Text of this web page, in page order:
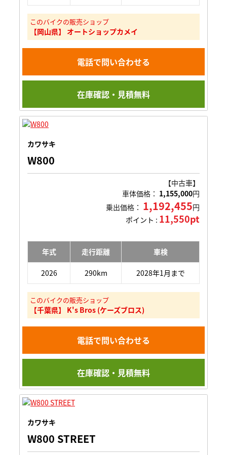
このバイクの販売ショップ
【岡山県】 オートショップカメイ
電話で問い合わせる
在庫確認・見積無料
カワサキ
W800
【中古車】
車体価格： 1,155,000円
乗出価格： 1,192,455円
ポイント : 11,550pt
年式 走行距離 車検
2026 290km 2028年1月まで
このバイクの販売ショップ
【千葉県】 K's Bros (ケーズブロス)
電話で問い合わせる
在庫確認・見積無料
カワサキ
W800 STREET